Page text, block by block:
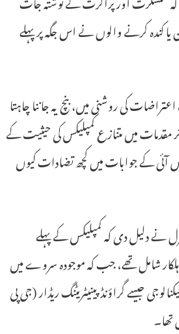
کندہ کرنے والوں نے اس جگہ پر پہلے
کی روشنی میں، بنچ یہ جاننا چاہتا
مقدمات میں متنازع کمپلیکس کی حیثیت کے
کے جوابات میں کچھ تضادات کیوں
نے دلیل دی کہ کمپلیکس کے پہلے
شامل تھے، جب کہ موجودہ سروے میں
جیسے گراؤنڈ پینیٹریٹنگ ریڈار (جی پی